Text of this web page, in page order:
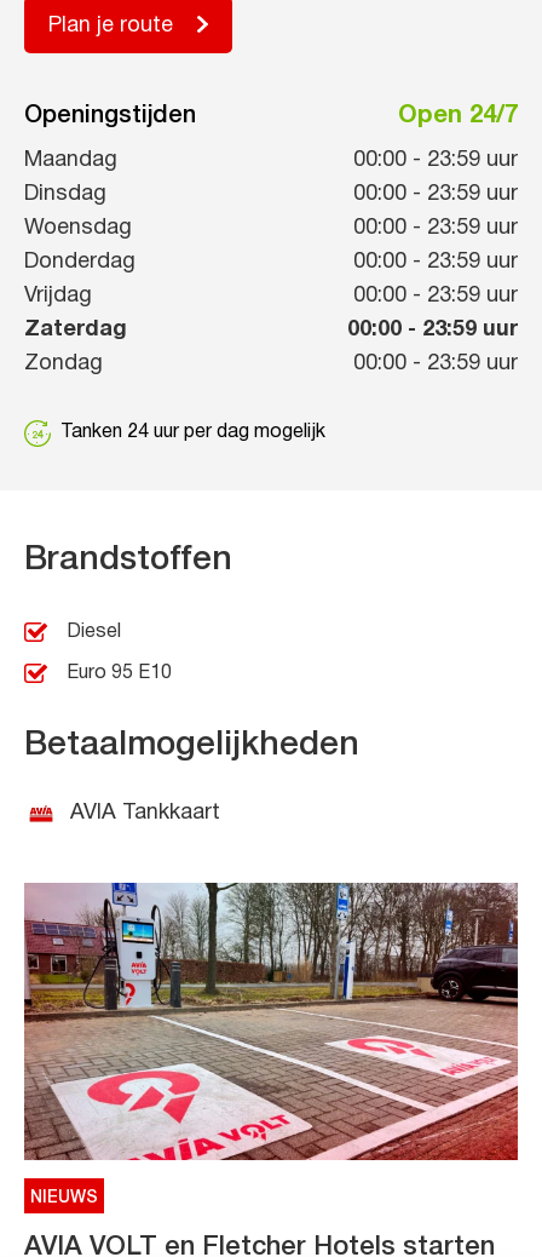
Plan je route
Openingstijden Open 24/7
Maandag 00:00 - 23:59 uur
Dinsdag
00:00 - 23:59 uur
Woensdag
00:00 - 23:59 uur
Donderdag
00:00 - 23:59 uur
Vrijdag
00:00 - 23:59 uur
Zaterdag
00:00 - 23:59 uur
Zondag
00:00 - 23:59 uur
Tanken 24 uur per dag mogelijk
Brandstoffen
Diesel
Euro 95 E10
Betaalmogelijkheden
AVIA Tankkaart
NIEUWS
AVIA VOLT en Fletcher Hotels starten